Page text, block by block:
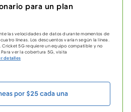
para un plan
las velocidades de datos durante momentos de
líneas. Los descuentos varían según la línea.
Cricket 5G requiere un equipo compatible y no
ver la cobertura 5G, visita
detalles
por $25 cada una